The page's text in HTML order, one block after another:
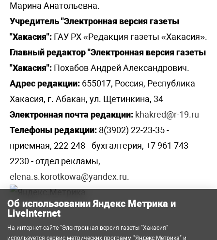
Марина Анатольевна.
Учредитель "Электронная версия газеты
"Хакасия": ГАУ РХ «Редакция газеты «Хакасия».
Главный редактор "Электронная версия газеты
"Хакасия": Похабов Андрей Александрович.
Адрес редакции: 655017, Россия, Республика
Хакасия, г. Абакан, ул. Щетинкина, 34
Электронная почта редакции: khakred@r-19.ru
Телефоны редакции: 8(3902) 22-23-35 -
приемная, 222-248 - бухгалтерия, +7 961 743
2230 - отдел рекламы,
elena.s.korotkowa@yandex.ru.
Об использовании Яндекс Метрика и
LiveInternet
На интернет-сайте "Электронная версия газеты "Хакасия"
используется сервис метрических программ "Яндекс Метрика" и